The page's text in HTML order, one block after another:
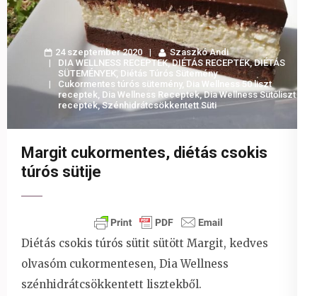
24 szeptember 2020
Szaszkó Andi
DIA WELLNESS RECEPTEK,DIÉTÁS RECEPTEK,DIÉTÁS
SÜTEMÉNYEK, Diétás Túrós Sütemény
Cukormentes túrós sütemény, Dia Wellness 50 liszt
receptek, Dia Wellness Receptek,Dia Wellness Sütőliszt
receptek,Szénhidrátcsökkentett Süti
Margit cukormentes, diétás csokis
túrós sütije
Diétás csokis túrós sütit sütött Margit, kedves
olvasóm cukormentesen, Dia Wellness
szénhidrátcsökkentett lisztekből.